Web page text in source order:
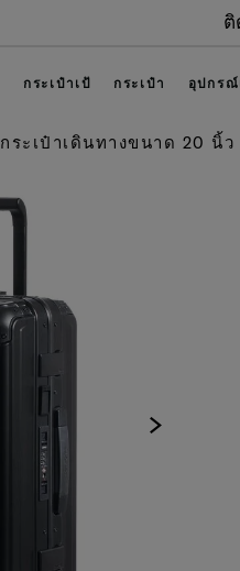
ติ
กระเป๋าเป้ กระเป๋า อุปกรณ์
กระเป๋าเดินทางขนาด 20 นิ้ว